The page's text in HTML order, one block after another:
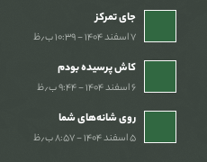
جای تمرکز
۷ اسفند ۱۴۰۴ - ۱۰:۳۹ ب٫ظ
کاش پرسیده بودم
۶ اسفند ۱۴۰۴ - ۹:۴۴ ب٫ظ
روی شانه‌های شما
۵ اسفند ۱۴۰۴ - ۸:۵۷ ب٫ظ